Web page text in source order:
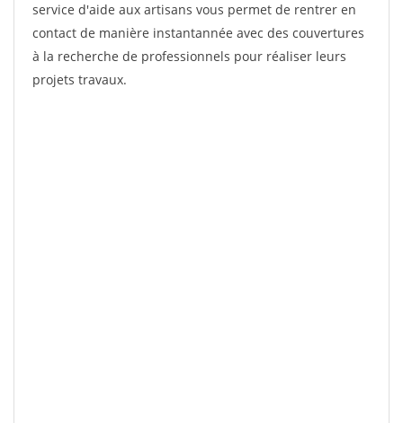
service d'aide aux artisans vous permet de rentrer en
contact de manière instantannée avec des couvertures
à la recherche de professionnels pour réaliser leurs
projets travaux.